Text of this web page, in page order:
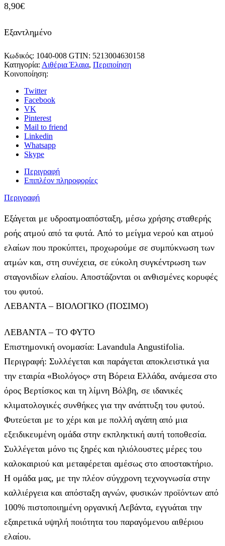
8,90€
Εξαντλημένο
Κωδικός: 1040-008 GTIN: 5213004630158
Κατηγορία: Αιθέρια Έλαια, Περιποίηση
Κοινοποίηση:
Twitter
Facebook
VK
Pinterest
Mail to friend
Linkedin
Whatsapp
Skype
Περιγραφή
Επιπλέον πληροφορίες
Περιγραφή
Εξάγεται με υδροατμοαπόσταξη, μέσω χρήσης σταθερής
ροής ατμού από τα φυτά. Από το μείγμα νερού και ατμού
ελαίων που προκύπτει, προχωρούμε σε συμπύκνωση των
ατμών και, στη συνέχεια, σε εύκολη συγκέντρωση των
σταγονιδίων ελαίου. Αποστάζονται οι ανθισμένες κορυφές
του φυτού.
ΛΕΒΑΝΤΑ – ΒΙΟΛΟΓΙΚΟ (ΠΟΣΙΜΟ)
ΛΕΒΑΝΤΑ – ΤΟ ΦΥΤΟ
Επιστημονική ονομασία: Lavandula Angustifolia.
Περιγραφή: Συλλέγεται και παράγεται αποκλειστικά για
την εταιρία «Βιολόγος» στη Βόρεια Ελλάδα, ανάμεσα στο
όρος Βερτίσκος και τη λίμνη Βόλβη, σε ιδανικές
κλιματολογικές συνθήκες για την ανάπτυξη του φυτού.
Φυτεύεται με το χέρι και με πολλή αγάπη από μια
εξειδικευμένη ομάδα στην εκπληκτική αυτή τοποθεσία.
Συλλέγεται μόνο τις ξηρές και ηλιόλουστες μέρες του
καλοκαιριού και μεταφέρεται αμέσως στο αποστακτήριο.
Η ομάδα μας, με την πλέον σύγχρονη τεχνογνωσία στην
καλλιέργεια και απόσταξη αγνών, φυσικών προϊόντων από
100% πιστοποιημένη οργανική Λεβάντα, εγγυάται την
εξαιρετικά υψηλή ποιότητα του παραγόμενου αιθέριου
ελαίου.